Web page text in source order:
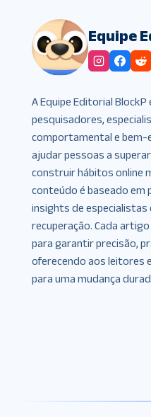
Equipe
A Equipe Editorial
pesquisadores,
comportamental e
ajudar pessoas a
construir hábitos online
conteúdo é baseado em
insights de especialistas
recuperação. Cada
para garantir precisão,
oferecendo aos leitores
para uma mudança